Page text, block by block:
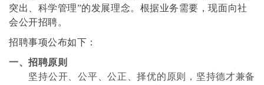
突出、科学管理”的发展理念。根据业务需要，现面向社
会公开招聘。
招聘事项公布如下：
一、招聘原则
坚持公开、公平、公正、择优的原则，坚持德才兼备